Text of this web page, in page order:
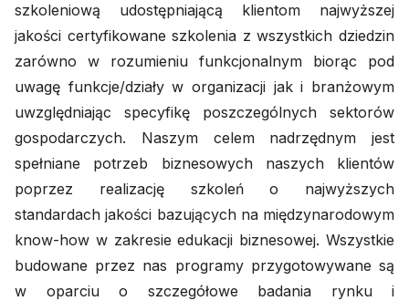
szkoleniową udostępniającą klientom najwyższej
jakości certyfikowane szkolenia z wszystkich dziedzin
zarówno w rozumieniu funkcjonalnym biorąc pod
uwagę funkcje/działy w organizacji jak i branżowym
uwzględniając specyfikę poszczególnych sektorów
gospodarczych. Naszym celem nadrzędnym jest
spełniane potrzeb biznesowych naszych klientów
poprzez realizację szkoleń o najwyższych
standardach jakości bazujących na międzynarodowym
know-how w zakresie edukacji biznesowej. Wszystkie
budowane przez nas programy przygotowywane są
w oparciu o szczegółowe badania rynku i